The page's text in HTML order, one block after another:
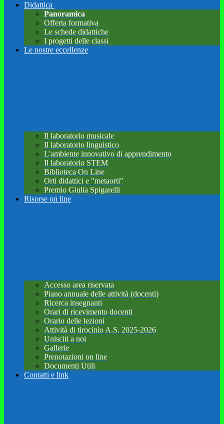
Didattica
Panoramica
Offerta formativa
Le schede didattiche
I progetti delle classi
Le nostre eccellenze
Il laboratorio musicale
Il laboratorio linguistico
L'ambiente innovativo di apprendimento
Il laboratorio STEM
Biblioteca On Line
Orti didattici e "metaorti"
Premio Giulia Spigarelli
Risorse on line
Accesso area riservata
Piano annuale delle attività (docenti)
Ricerca insegnanti
Orari di ricevimento docenti
Orario delle lezioni
Attività di tirocinio A.S. 2025-2026
Unisciti a noi
Gallerie
Prenotazioni on line
Documenti Utili
Contatti e link